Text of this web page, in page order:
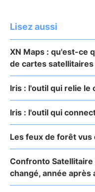
Lisez aussi
XN Maps : qu'est-ce
de cartes
Iris : l'outil qui relie le
Iris : l'outil qui
Les feux de forêt vus
Confronto
changé, année après